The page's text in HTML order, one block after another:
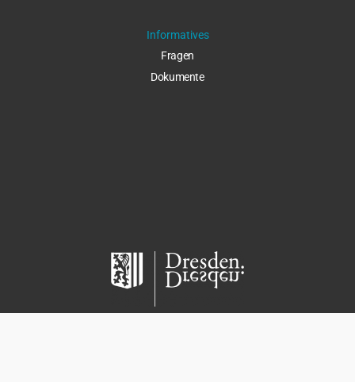
Informatives
Fragen
Dokumente